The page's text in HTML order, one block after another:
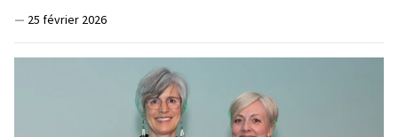
— 25 février 2026